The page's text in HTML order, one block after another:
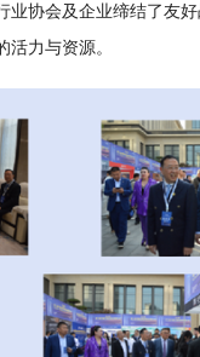
协会及企业缔结了友
力与资源。